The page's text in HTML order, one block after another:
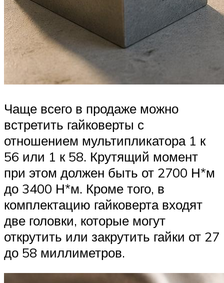
Чаще всего в продаже можно
встретить гайковерты с
отношением мультипликатора 1 к
56 или 1 к 58. Крутящий момент
при этом должен быть от 2700 Н*м
до 3400 Н*м. Кроме того, в
комплектацию гайковерта входят
две головки, которые могут
открутить или закрутить гайки от 27
до 58 миллиметров.